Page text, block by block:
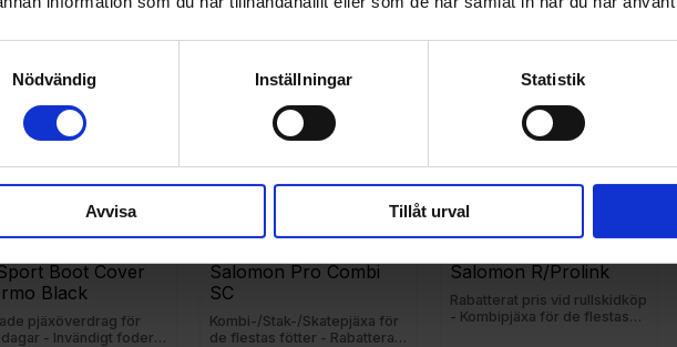
Nödvändig
Inställningar Statistik
Avvisa Tillåt urval
Boot Cover
Black
pjäxöverdrag för
dagar - Invändigt foder i
Salomon Pro Combi
SC
Kombi-/Stak-/Skatepjäxa för
de flestas fötter - Rabatterat
Salomon R/Prolink
Rabatterat pris vid rullskidköp
- Kombipjäxa för de flestas